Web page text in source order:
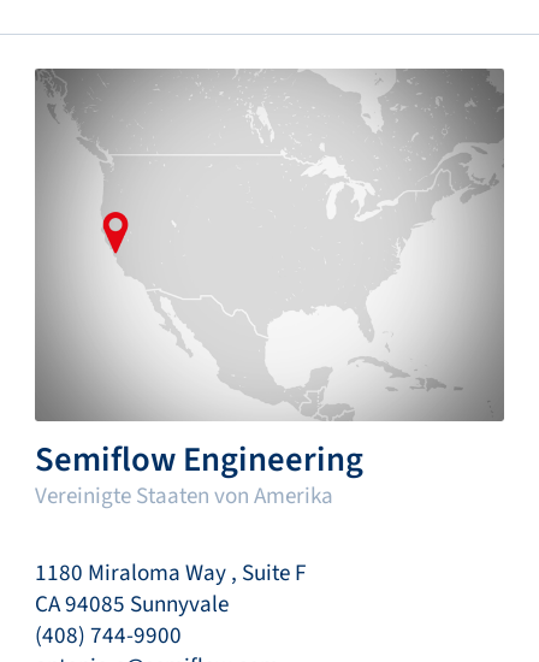
Semiflow Engineering
Vereinigte Staaten von Amerika
1180 Miraloma Way , Suite F
CA 94085 Sunnyvale
(408) 744-9900